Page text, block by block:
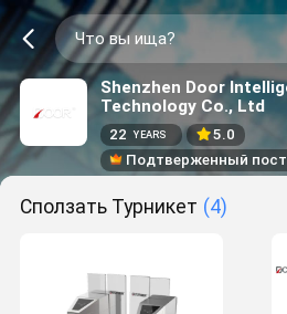
Shenzhen Door
Technology Co., Ltd
22 YEARS
5.0
Подтверженный
Сползать Турникет (4)